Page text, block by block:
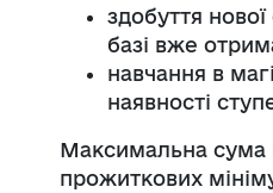
здобуття нової
базі вже
навчання в
наявності
Максимальна сума
прожиткових